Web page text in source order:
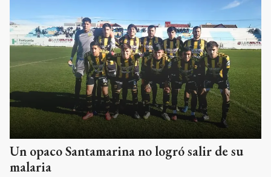
Un opaco Santamarina no logró salir de su
malaria